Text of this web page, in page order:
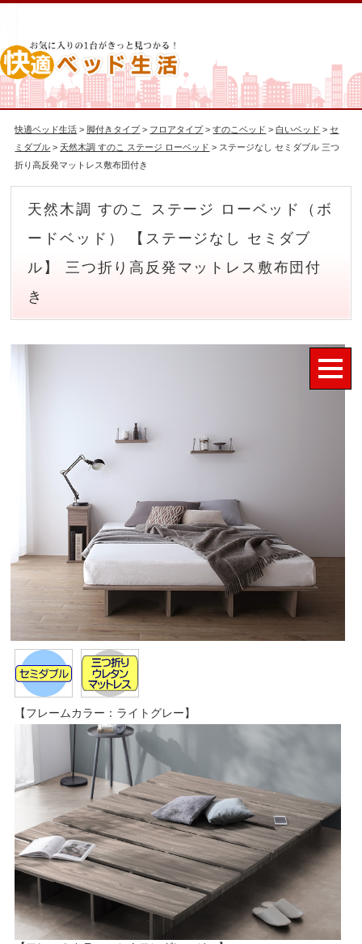
快適ベッド生活 > 脚付きタイプ > フロアタイプ >すのこベッド >白いベッド >セ
ミダブル > 天然木調 すのこ ステージ ローベッド > ステージなし セミダブル 三つ
折り高反発マットレス敷布団付き
天然木調 すのこ ステージ ローベッド（ボ
ードベッド） 【ステージなし セミダブ
ル】 三つ折り高反発マットレス敷布団付
き
【フレームカラー：ライトグレー】